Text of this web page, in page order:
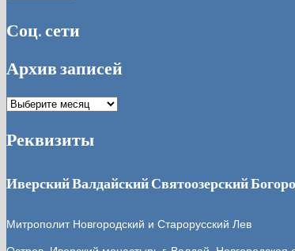
Соц. сети
Архив записей
Архив
Реквизиты
Иверский Валдайский Святоозерский
Митрополит Новгородский и Старорусский Лев